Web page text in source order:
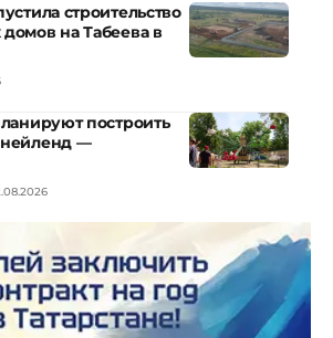
строительство
на Табеева в
построить
—